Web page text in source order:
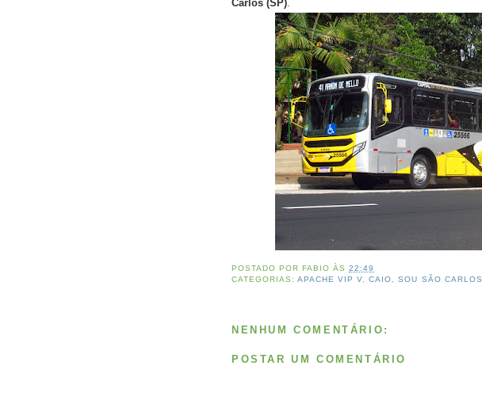
Carlos (SP).
POSTADO PORFABIO ÀS22:49
CATEGORIAS:APACHE VIP V ,CAIO ,SOU SÃO CARLOS
NENHUM COMENTÁRIO:
POSTAR UM COMENTÁRIO